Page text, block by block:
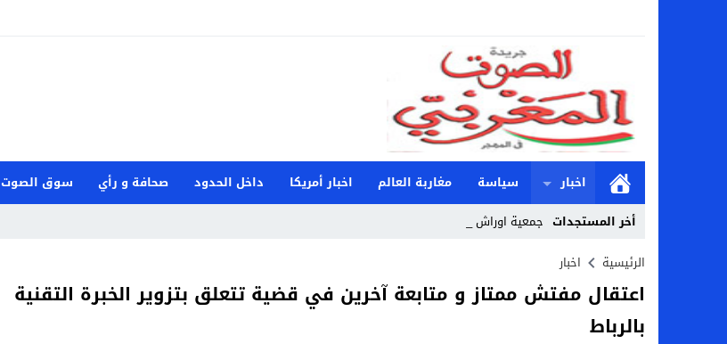
اخبار سياسة مغاربة العالم اخبار أمريكا داخل الحدود صحافة و رأي
سوق الصوت
أخر المستجدات جمعية اوراش الشباب_
Previous
الرئيسية اخبار
اعتقال مفتش ممتاز و متابعة آخرين في قضية تتعلق بتزوير الخبرة التقنية
بالرباط